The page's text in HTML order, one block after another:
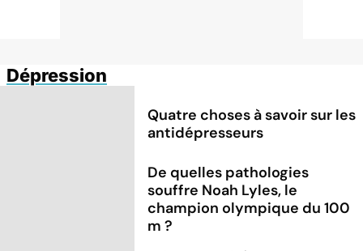
Dépression
Quatre choses à savoir sur les
antidépresseurs
De quelles pathologies
souffre Noah Lyles, le
champion olympique du 100
m ?